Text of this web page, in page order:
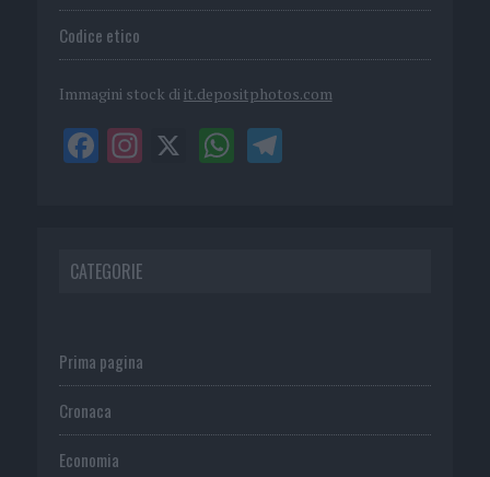
Codice etico
Immagini stock di it.depositphotos.com
CATEGORIE
Prima pagina
Cronaca
Economia